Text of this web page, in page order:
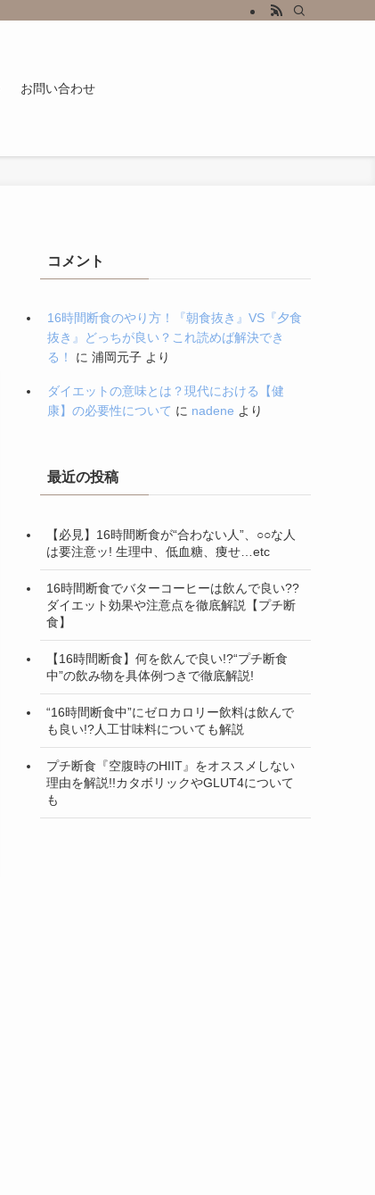
お問い合わせ
コメント
16時間断食のやり方！『朝食抜き』VS『夕食
抜き』どっちが良い？これ読めば解決でき
る！
に 浦岡元子 より
ダイエットの意味とは？現代における【健
康】の必要性について に nadene より
最近の投稿
【必見】16時間断食が“合わない人”、○○な人
は要注意ッ! 生理中、低血糖、痩せ…etc
16時間断食でバターコーヒーは飲んで良い??
ダイエット効果や注意点を徹底解説【プチ断
食】
【16時間断食】何を飲んで良い!?“プチ断食
中”の飲み物を具体例つきで徹底解説!
“16時間断食中”にゼロカロリー飲料は飲んで
も良い!?人工甘味料についても解説
プチ断食『空腹時のHIIT』をオススメしない
理由を解説!!カタボリックやGLUT4について
も